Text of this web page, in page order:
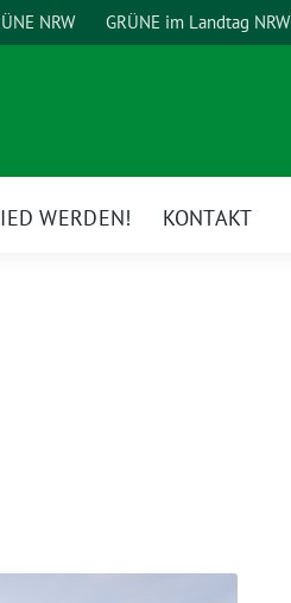
NRW GRÜNE im Landtag NRW
WERDEN! KONTAKT